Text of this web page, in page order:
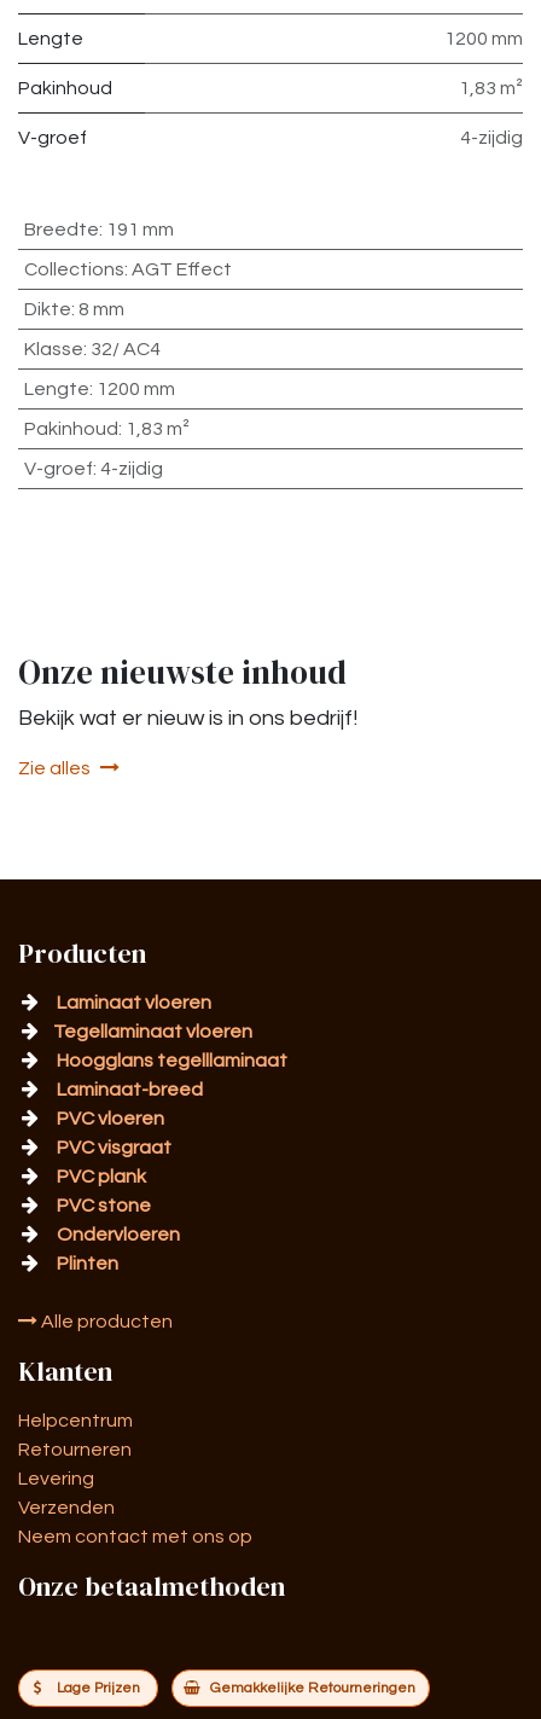
Lengte 1200 mm
Pakinhoud 1,83 m²
V-groef 4-zijdig
Breedte: 191 mm
Collections: AGT Effect
Dikte: 8 mm
Klasse: 32/ AC4
Lengte: 1200 mm
Pakinhoud: 1,83 m²
V-groef: 4-zijdig
Onze nieuwste inhoud
Bekijk wat er nieuw is in ons bedrijf!
Zie alles
Producten
Laminaat vloeren
Tegellaminaat vloeren
Hoogglans tegelllaminaat
Laminaat-breed
PVC vloeren
PVC visgraat
PVC plank
PVC stone
Ondervloeren
Plinten
Alle producten
Klanten
Helpcentrum
Retourneren
Levering
Verzenden
Neem contact met ons op
Onze betaalmethoden
Lage Prijzen Gemakkelijke Retourneringen